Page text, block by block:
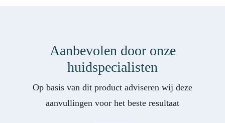
Aanbevolen door onze
huidspecialisten
Op basis van dit product adviseren wij deze
aanvullingen voor het beste resultaat